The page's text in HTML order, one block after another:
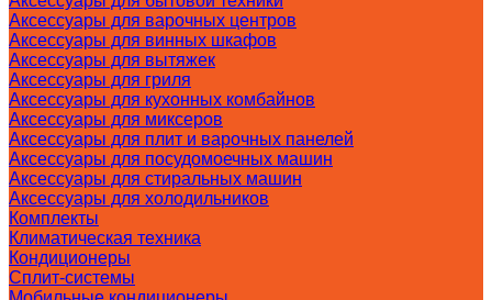
Аксессуары для варочных центров
Аксессуары для винных шкафов
Аксессуары для вытяжек
Аксессуары для гриля
Аксессуары для кухонных комбайнов
Аксессуары для миксеров
Аксессуары для плит и варочных панелей
Аксессуары для посудомоечных машин
Аксессуары для стиральных машин
Аксессуары для холодильников
Комплекты
Климатическая техника
Кондиционеры
Сплит-системы